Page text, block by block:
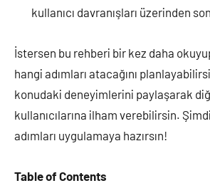
kullanıcı davranışları üzerinden
İstersen bu rehberi bir kez daha
hangi adımları atacağını
konudaki deneyimlerini paylaşarak
kullanıcılarına ilham verebilirsin.
adımları uygulamaya hazırsın!
Table of Contents